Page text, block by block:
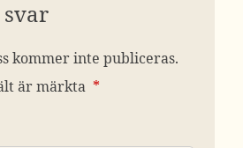
kommer inte publiceras.
är märkta *